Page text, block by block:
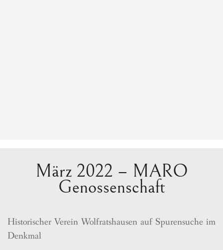
März 2022 – MARO
Genossenschaft
Historischer Verein Wolfratshausen auf Spurensuche im
Denkmal